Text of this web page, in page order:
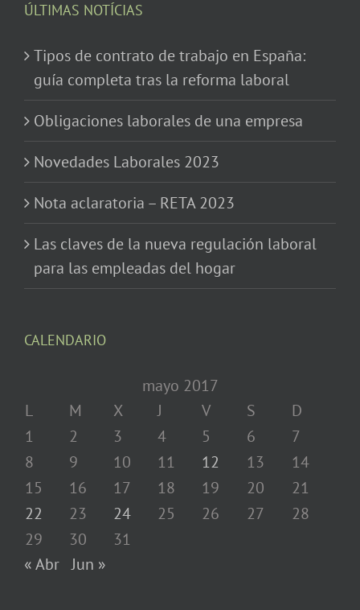
ÚLTIMAS NOTÍCIAS
Tipos de contrato de trabajo en España:
guía completa tras la reforma laboral
Obligaciones laborales de una empresa
Novedades Laborales 2023
Nota aclaratoria – RETA 2023
Las claves de la nueva regulación laboral
para las empleadas del hogar
CALENDARIO
mayo 2017
L
M X J V S
D
1
2 3 4 5 6
7
8
9 10 11 12 13
14
15
16 17 18 19 20
21
22
23 24 25 26 27
28
29
30
31
« Abr Jun »